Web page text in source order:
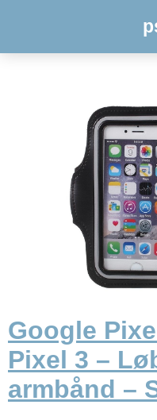
Google
Pixel 3 –
armbånd –